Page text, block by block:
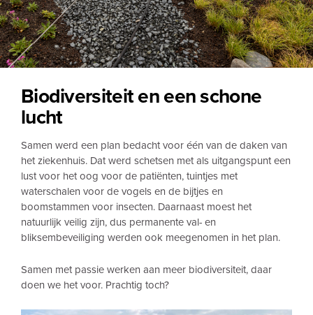
Biodiversiteit en een schone
lucht
Samen werd een plan bedacht voor één van de daken van
het ziekenhuis. Dat werd schetsen met als uitgangspunt een
lust voor het oog voor de patiënten, tuintjes met
waterschalen voor de vogels en de bijtjes en
boomstammen voor insecten. Daarnaast moest het
natuurlijk veilig zijn, dus permanente val- en
bliksembeveiliging werden ook meegenomen in het plan.
Samen met passie werken aan meer biodiversiteit, daar
doen we het voor. Prachtig toch?